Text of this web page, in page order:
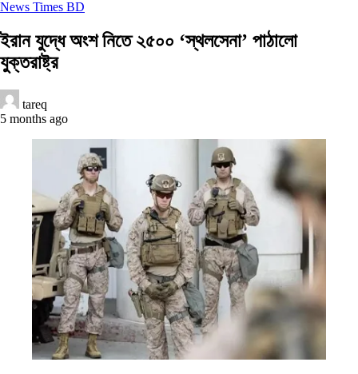
News Times BD
ইরান যুদ্ধে অংশ নিতে ২৫০০ ‘স্থলসেনা’ পাঠালো
যুক্তরাষ্ট্র
tareq
5 months ago